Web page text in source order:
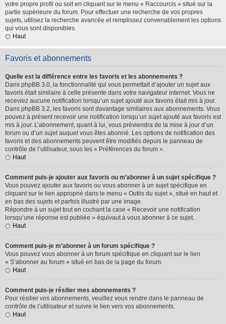
votre propre profil ou soit en cliquant sur le menu « Raccourcis » situé sur la
partie supérieure du forum. Pour effectuer une recherche de vos propres
sujets, utilisez la recherche avancée et remplissez convenablement les options
qui vous sont disponibles.
Haut
Favoris et abonnements
Quelle est la différence entre les favoris et les abonnements ?
Dans phpBB 3.0, la fonctionnalité qui vous permettait d’ajouter un sujet aux
favoris était similaire à celle présente dans votre navigateur internet. Vous ne
receviez aucune notification lorsqu’un sujet ajouté aux favoris était mis à jour.
Dans phpBB 3.2, les favoris sont davantage similaires aux abonnements. Vous
pouvez à présent recevoir une notification lorsqu’un sujet ajouté aux favoris est
mis à jour. L’abonnement, quant à lui, vous préviendra de la mise à jour d’un
forum ou d’un sujet auquel vous êtes abonné. Les options de notification des
favoris et des abonnements peuvent être modifiés depuis le panneau de
contrôle de l’utilisateur, sous les « Préférences du forum ».
Haut
Comment puis-je ajouter aux favoris ou m’abonner à un sujet spécifique ?
Vous pouvez ajouter aux favoris ou vous abonner à un sujet spécifique en
cliquant sur le lien approprié dans le menu « Outils du sujet », situé en haut et
en bas des sujets et parfois illustré par une image.
Répondre à un sujet tout en cochant la case « Recevoir une notification
lorsqu’une réponse est publiée » équivaut à vous abonner à ce sujet.
Haut
Comment puis-je m’abonner à un forum spécifique ?
Vous pouvez vous abonner à un forum spécifique en cliquant sur le lien
« S’abonner au forum » situé en bas de la page du forum.
Haut
Comment puis-je résilier mes abonnements ?
Pour résilier vos abonnements, veuillez vous rendre dans le panneau de
contrôle de l’utilisateur et suivre le lien vers vos abonnements.
Haut